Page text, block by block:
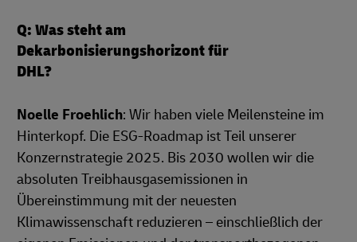
Q: Was steht am
Dekarbonisierungshorizont für
DHL?
Noelle Froehlich: Wir haben viele Meilensteine im
Hinterkopf. Die ESG-Roadmap ist Teil unserer
Konzernstrategie 2025. Bis 2030 wollen wir die
absoluten Treibhausgasemissionen in
Übereinstimmung mit der neuesten
Klimawissenschaft reduzieren – einschließlich der